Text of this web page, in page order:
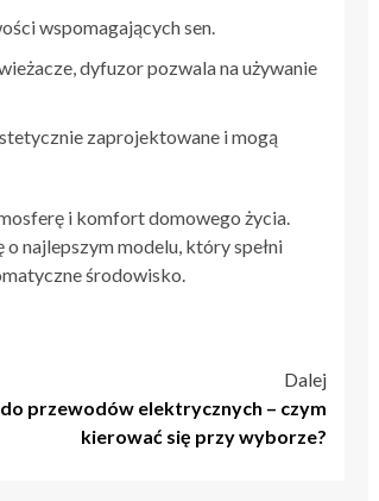
wspomagających sen.
dyfuzor pozwala na używanie
zaprojektowane i mogą
i komfort domowego życia.
najlepszym modelu, który spełni
środowisko.
Dalej
przewodów elektrycznych – czym
kierować się przy wyborze?